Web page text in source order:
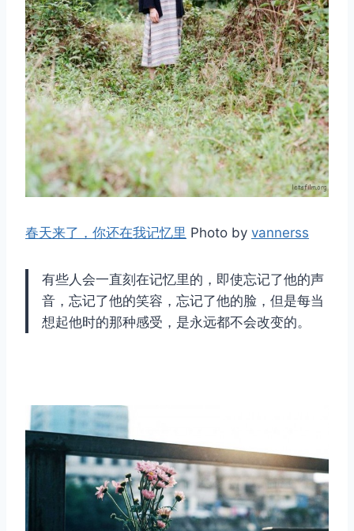
春天来了，你还在我记忆里 Photo by vannerss
有些人会一直刻在记忆里的，即使忘记了他的声
音，忘记了他的笑容，忘记了他的脸，但是每当
想起他时的那种感受，是永远都不会改变的。
取消 搜索